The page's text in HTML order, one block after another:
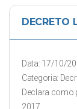
DECRETO
Data: 17/10/
Categoria:
Declara como
2017.